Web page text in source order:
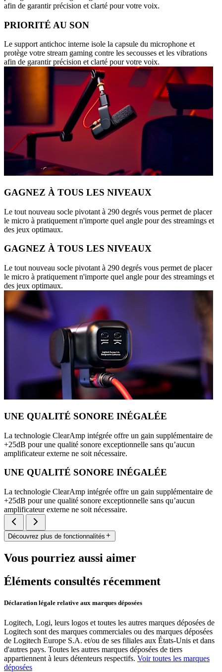
afin de garantir précision et clarté pour votre voix.
PRIORITÉ AU SON
Le support antichoc interne isole la capsule du microphone et
protège votre stream gaming contre les secousses et les vibrations
afin de garantir précision et clarté pour votre voix.
GAGNEZ À TOUS LES NIVEAUX
Le tout nouveau socle pivotant à 290 degrés vous permet de placer
le micro à pratiquement n'importe quel angle pour des streamings et
des jeux optimaux.
GAGNEZ À TOUS LES NIVEAUX
Le tout nouveau socle pivotant à 290 degrés vous permet de placer
le micro à pratiquement n'importe quel angle pour des streamings et
des jeux optimaux.
UNE QUALITÉ SONORE INÉGALÉE
La technologie ClearAmp intégrée offre un gain supplémentaire de
+25dB pour une qualité sonore exceptionnelle sans qu’aucun
amplificateur externe ne soit nécessaire.
UNE QUALITÉ SONORE INÉGALÉE
La technologie ClearAmp intégrée offre un gain supplémentaire de
+25dB pour une qualité sonore exceptionnelle sans qu’aucun
amplificateur externe ne soit nécessaire.
Découvrez plus de fonctionnalités
Vous pourriez aussi aimer
Éléments consultés récemment
Déclaration légale relative aux marques déposées
Logitech, Logi, leurs logos et toutes les autres marques déposées de
Logitech sont des marques commerciales ou des marques déposées
de Logitech Europe S.A. et/ou de ses filiales aux États-Unis et dans
d'autres pays. Toutes les autres marques déposées de tiers
appartiennent à leurs détenteurs respectifs. Voir toutes les marques
déposées